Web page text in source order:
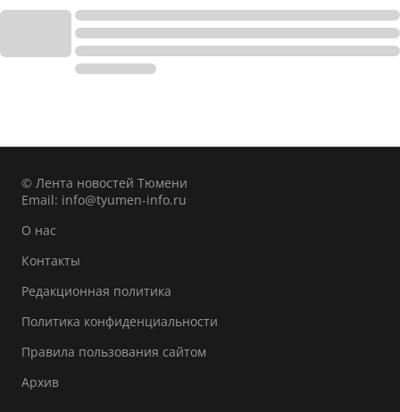
© Лента новостей Тюмени
Email: info@tyumen-info.ru
О нас
Контакты
Редакционная политика
Политика конфиденциальности
Правила пользования сайтом
Архив